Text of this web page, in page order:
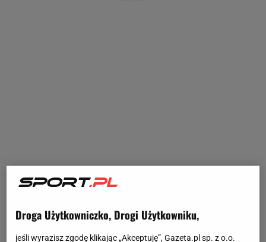
Droga Użytkowniczko, Drogi Użytkowniku,
jeśli wyrazisz zgodę klikając „Akceptuję”, Gazeta.pl sp. z o.o.